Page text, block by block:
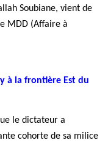
Soubiane, vient de
MDD (Affaire à
à la frontière Est du
le dictateur a
cohorte de sa milice